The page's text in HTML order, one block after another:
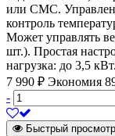
или СМС.
контроль
Может управлять
шт.). Простая
нагрузка: до 3,5
7 990 ₽ Экономия
-
Быстрый просмотр